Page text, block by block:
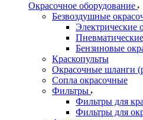
Окрасочное оборудование
Безвоздушные
Электрические
Бензиновые
Краскопульты
Окрасочные шланги
Сопла окрасочные
Фильтры
Фильтры для
Фильтры для